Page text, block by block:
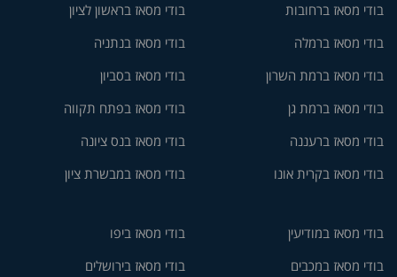
בודי מסאז ברחובות
בודי מסאז ברמלה
בודי מסאז ברמת השרון
בודי מסאז ברמת גן
בודי מסאז ברעננה
בודי מסאז בקרית אונו
בודי מסאז בראשון לציון
בודי מסאז בנתניה
בודי מסאז בסביון
בודי מסאז בפתח תקווה
בודי מסאז בנס ציונה
בודי מסאז במבשרת ציון
בודי מסאז במודיעין
בודי מסאז במכבים
בודי מסאז ביפו
בודי מסאז בירושלים